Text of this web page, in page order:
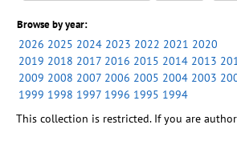
Browse by year:
2026 2025 2024 2023 2022 2021 2020
2019 2018 2017 2016 2015 2014 2013
2009 2008 2007 2006 2005 2004 2003
1999 1998 1997 1996 1995 1994
This collection is restricted. If you are